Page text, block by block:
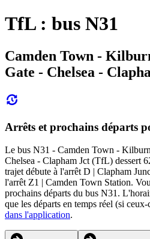
TfL : bus N31
Camden Town -
Gate - Chelsea -
Arrêts et prochains départs
Le bus N31 - Camden Town -
Chelsea - Clapham Jct (TfL) dessert
trajet débute à l'arrêt D | Clapham
l'arrêt Z1 | Camden Town Station.
prochains départs du bus N31.
que les départs en temps réel (si
dans l'application.